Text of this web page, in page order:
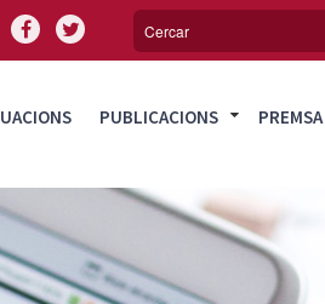
PUBLICACIONS PREMSA